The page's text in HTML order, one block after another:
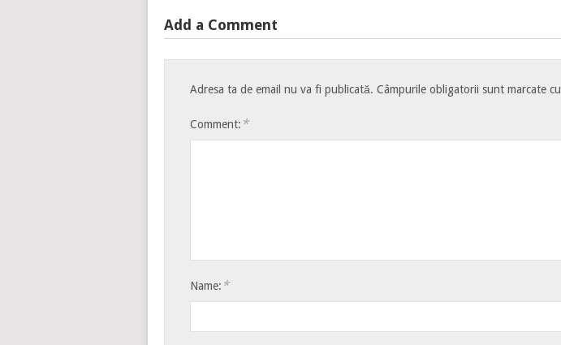
Add a Comment
Adresa ta de email nu va fi publicată. Câmpurile obligatorii sunt marcate cu
Comment: *
Name: *